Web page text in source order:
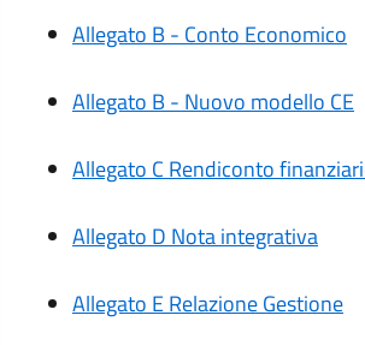
Allegato B - Conto Economico
Allegato B - Nuovo modello CE
Allegato C Rendiconto
Allegato D Nota integrativa
Allegato E Relazione Gestione